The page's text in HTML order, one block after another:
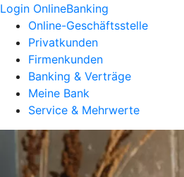
Login OnlineBanking
Online-Geschäftsstelle
Privatkunden
Firmenkunden
Banking & Verträge
Meine Bank
Service & Mehrwerte